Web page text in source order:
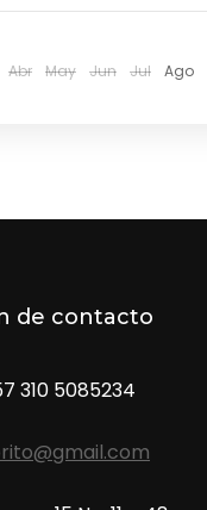
Abr May Jun Jul Ago
de contacto
310 5085234